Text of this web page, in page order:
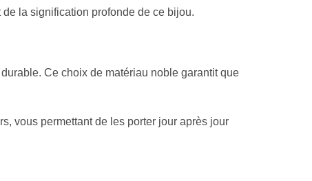
la signification profonde de ce bijou.
Ce choix de matériau noble garantit que
vous permettant de les porter jour après jour